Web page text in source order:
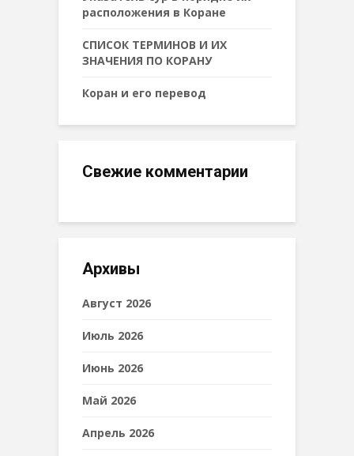
расположения в Коране
СПИСОК ТЕРМИНОВ И ИХ
ЗНАЧЕНИЯ ПО КОРАНУ
Коран и его перевод
Свежие комментарии
Архивы
Август 2026
Июль 2026
Июнь 2026
Май 2026
Апрель 2026